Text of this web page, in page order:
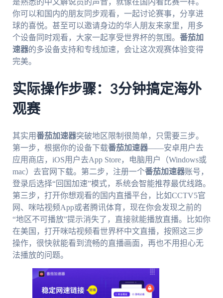
你可以和国内的朋友同步观看，一起讨论赛事，分享进
球的喜悦。甚至可以邀请身边的华人朋友来家里，用多
个设备同时观看，大家一起享受世界杯的氛围。 番茄加
速器的多设备支持和专线加速，会让这次观赛体验变得
完美。
实际操作步骤：3分钟搞定海外
观赛
其实用番茄加速器突破地区限制很简单，只需要三步。
第一步，根据你的设备下载番茄加速器——安卓用户去
应用商店，iOS用户去App Store，电脑用户（Windows或
mac）去官网下载。第二步，注册一个番茄加速器账号，
登录后选择“回国加速”模式，系统会智能推荐最优线路。
第三步，打开你想观看的国内直播平台，比如CCTV5官
网、咪咕视频App或者腾讯体育，现在你会发现之前的
“地区不可播放”提示消失了，直接就能播放直播。比如你
在美国，打开咪咕视频看世界杯中文直播，按照这三步
操作，很快就能看到流畅的直播画面，再也不用担心无
法播放的问题。